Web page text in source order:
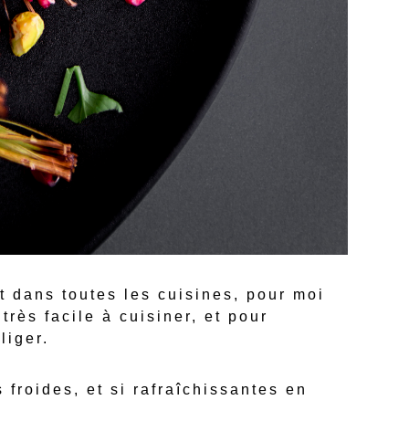
dans toutes les cuisines, pour moi
très facile à cuisiner, et pour
froides, et si rafraîchissantes en